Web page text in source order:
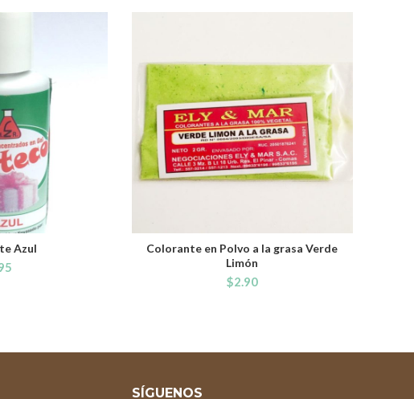
CART
Azul ADD TO CART
Colorante en Polvo a la grasa Verde
Limón
$2.90
SÍGUENOS